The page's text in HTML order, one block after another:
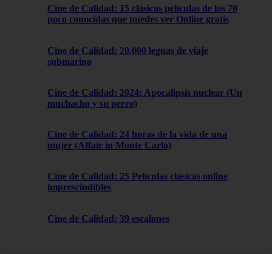
Cine de Calidad: 15 clásicas películas de los 70
poco conocidas que puedes ver Online gratis
Cine de Calidad: 20.000 leguas de viaje
submarino
Cine de Calidad: 2024: Apocalipsis nuclear (Un
muchacho y su perro)
Cine de Calidad: 24 horas de la vida de una
mujer (Affair in Monte Carlo)
Cine de Calidad: 25 Películas clásicas online
imprescindibles
Cine de Calidad: 39 escalones